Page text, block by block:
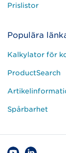
Prislistor
Populära
Kalkylator för
ProductSearch
Spårbarhet